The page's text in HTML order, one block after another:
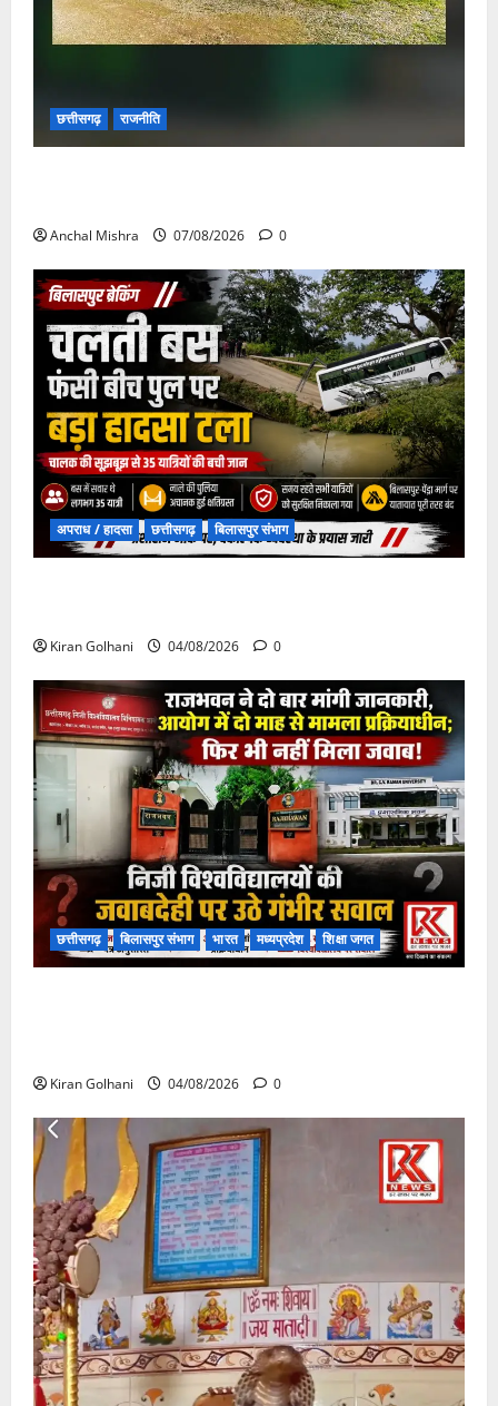
छत्तीसगढ़ राजनीति
Anchal Mishra 07/08/2026 0
अपराध / हादसा छत्तीसगढ़ बिलासपुर संभाग
Kiran Golhani 04/08/2026 0
छत्तीसगढ़ बिलासपुर संभाग भारत मध्यप्रदेश शिक्षा जगत
Kiran Golhani 04/08/2026 0